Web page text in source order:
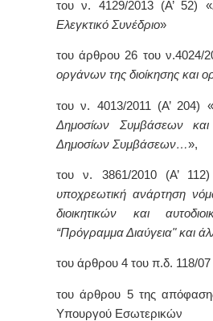
του ν. 4129/2013 (Α’ 52) «
Ελεγκτικό Συνέδριο»
του άρθρου 26 του ν.4024/
οργάνων της διοίκησης και
του ν. 4013/2011 (Α’ 204) «
Δημοσίων Συμβάσεων και
Δημοσίων Συμβάσεων…»,
του ν. 3861/2010 (Α’
υποχρεωτική ανάρτηση
διοικητικών και
“Πρόγραμμα Διαύγεια" και
του άρθρου 4 του π.δ. 118/07
του άρθρου 5 της
Υπουργού Εσωτερικών